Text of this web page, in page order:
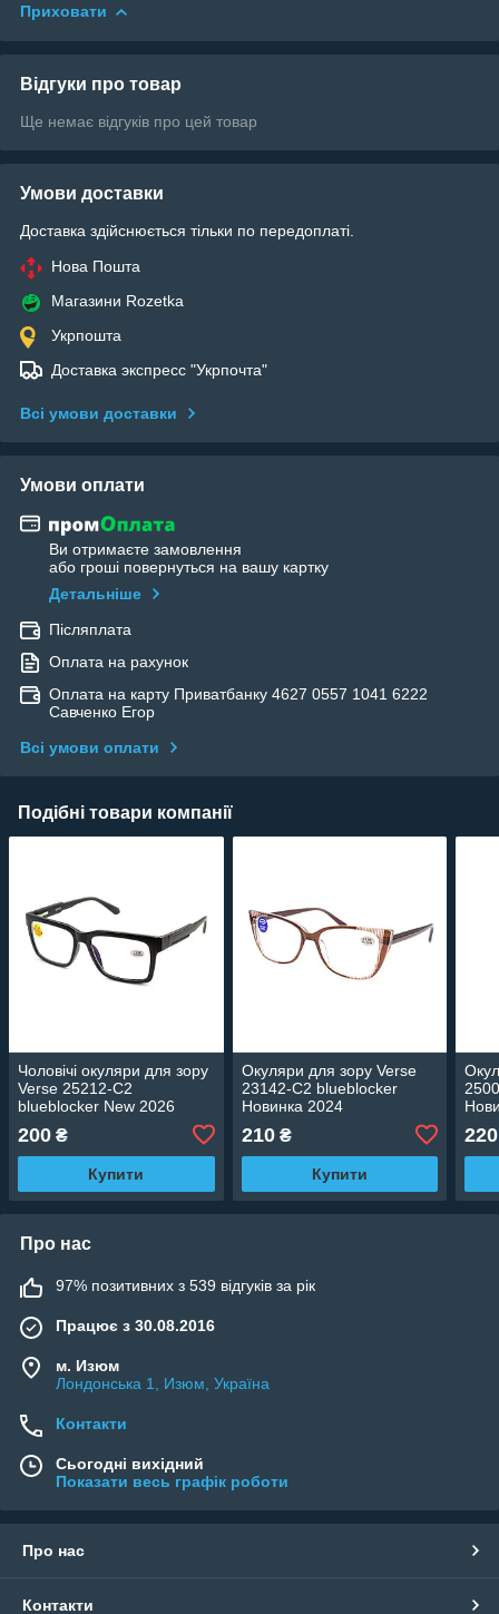
Приховати
Відгуки про товар
Ще немає відгуків про цей товар
Умови доставки
Доставка здійснюється тільки по передоплаті.
Нова Пошта
Магазини Rozetka
Укрпошта
Доставка экспресс "Укрпочта"
Всі умови доставки
Умови оплати
Ви отримаєте замовлення
або гроші повернуться на вашу картку
Детальніше
Післяплата
Оплата на рахунок
Оплата на карту Приватбанку 4627 0557 1041 6222
Савченко Егор
Всі умови оплати
Подібні товари компанії
Чоловічі окуляри для зору
Verse 25212-C2
blueblocker New 2026
200 ₴
Купити
Окуляри для зору Verse
23142-C2 blueblocker
Новинка 2024
210₴
Купити
220
Про нас
97% позитивних з 539 відгуків за рік
Працює з 30.08.2016
м. Изюм
Лондонська 1, Изюм, Україна
Контакти
Сьогодні вихідний
Показати весь графік роботи
Про нас
Контакти